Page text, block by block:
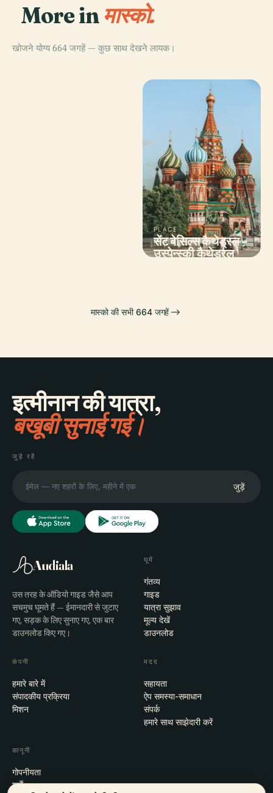
More in मास्को.
खोजने योग्य 664 जगहें — कुछ साथ देखने लायक।
PLACE
सेंट बेसिल्स कैथेड्रल
PLACE
उस्पेन्स्की कैथेड्रल
मास्को की सभी 664 जगहें
इत्मीनान की यात्रा,
बखूबी सुनाई गई।
जुड़े रहें
जुड़ें
Audiala
उस तरह के ऑडियो गाइड जैसे आप
सचमुच घूमते हैं — ईमानदारी से जुटाए
गए, सड़क के लिए सुनाए गए, एक बार
डाउनलोड किए गए।
घूमें
गंतव्य
गाइड
यात्रा सुझाव
मूल्य देखें
डाउनलोड
कंपनी
हमारे बारे में
संपादकीय प्रक्रिया
मिशन
मदद
सहायता
ऐप समस्या-समाधान
संपर्क
हमारे साथ साझेदारी करें
कानूनी
गोपनीयता
शर्तें